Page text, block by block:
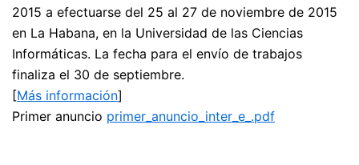
2015 a efectuarse del 25 al 27 de noviembre de 2015
en La Habana, en la Universidad de las Ciencias
Informáticas. La fecha para el envío de trabajos
finaliza el 30 de septiembre.
[Más información]
Primer anuncio primer_anuncio_inter_e_.pdf